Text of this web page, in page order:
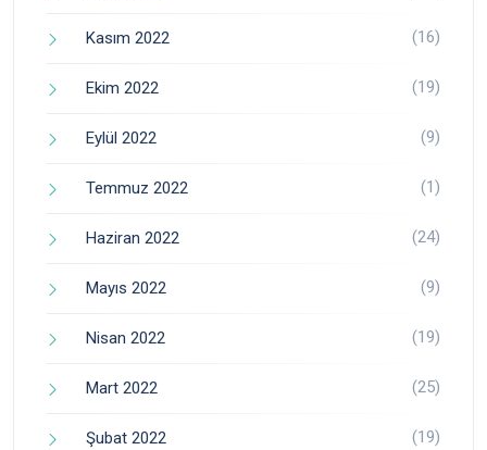
Kasım 2022 (16)
Ekim 2022 (19)
Eylül 2022 (9)
Temmuz 2022 (1)
Haziran 2022 (24)
Mayıs 2022 (9)
Nisan 2022 (19)
Mart 2022 (25)
Şubat 2022 (19)